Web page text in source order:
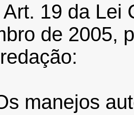
Art. 19 da Lei
de 2005,
manejos